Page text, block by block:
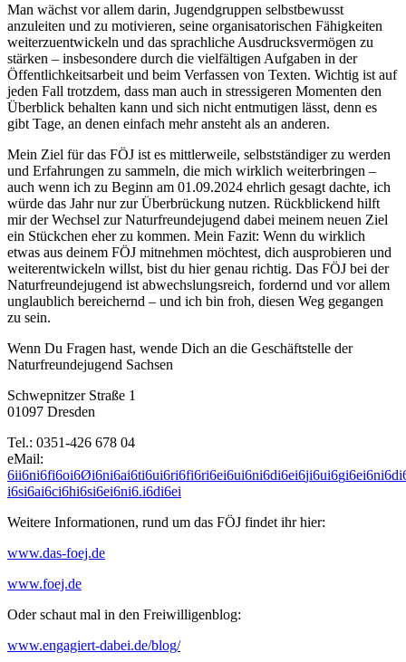
Man wächst vor allem darin, Jugendgruppen selbstbewusst
anzuleiten und zu motivieren, seine organisatorischen Fähigkeiten
weiterzuentwickeln und das sprachliche Ausdrucksvermögen zu
stärken – insbesondere durch die vielfältigen Aufgaben in der
Öffentlichkeitsarbeit und beim Verfassen von Texten. Wichtig ist auf
jeden Fall trotzdem, dass man auch in stressigeren Momenten den
Überblick behalten kann und sich nicht entmutigen lässt, denn es
gibt Tage, an denen einfach mehr ansteht als an anderen.
Mein Ziel für das FÖJ ist es mittlerweile, selbstständiger zu werden
und Erfahrungen zu sammeln, die mich wirklich weiterbringen –
auch wenn ich zu Beginn am 01.09.2024 ehrlich gesagt dachte, ich
würde das Jahr nur zur Überbrückung nutzen. Rückblickend hilft
mir der Wechsel zur Naturfreundejugend dabei meinem neuen Ziel
ein Stückchen eher zu kommen. Mein Fazit: Wenn du wirklich
etwas aus deinem FÖJ mitnehmen möchtest, dich ausprobieren und
weiterentwickeln willst, bist du hier genau richtig. Das FÖJ bei der
Naturfreundejugend ist abwechslungsreich, fordernd und vor allem
unglaublich bereichernd – und ich bin froh, diesen Weg gegangen
zu sein.
Wenn Du Fragen hast, wende Dich an die Geschäftstelle der
Naturfreundejugend Sachsen
Schwepnitzer Straße 1
01097 Dresden
Tel.: 0351-426 678 04
eMail:
6ii6ni6fi6oi6Øi6ni6ai6ti6ui6ri6fi6ri6ei6ui6ni6di6ei6ji6ui6gi6ei6ni6di
i6si6ai6ci6hi6si6ei6ni6.i6di6ei
Weitere Informationen, rund um das FÖJ findet ihr hier:
www.das-foej.de
www.foej.de
Oder schaut mal in den Freiwilligenblog:
www.engagiert-dabei.de/blog/